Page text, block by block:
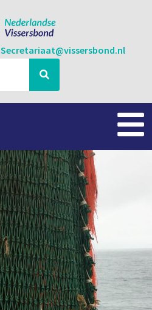
Secretariaat@vissersbond.nl